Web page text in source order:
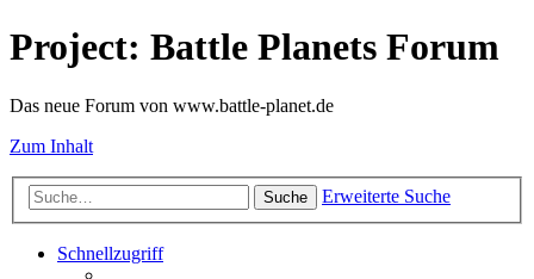
Project: Battle Planets Forum
Das neue Forum von www.battle-planet.de
Zum Inhalt
Suche Erweiterte Suche
Schnellzugriff